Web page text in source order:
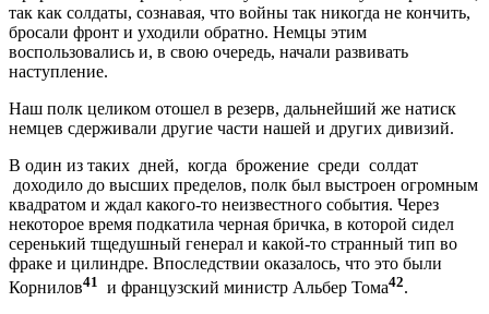
так как солдаты, сознавая, что войны так никогда не кончить,
бросали фронт и уходили обратно. Немцы этим
воспользовались и, в свою очередь, начали развивать
наступление.
Наш полк целиком отошел в резерв, дальнейший же натиск
немцев сдерживали другие части нашей и других дивизий.
В один из таких дней, когда брожение среди солдат
доходило до высших пределов, полк был выстроен огромным
квадратом и ждал какого-то неизвестного события. Через
некоторое время подкатила черная бричка, в которой сидел
серенький тщедушный генерал и какой-то странный тип во
фраке и цилиндре. Впоследствии оказалось, что это были
Корнилов41 и французский министр Альбер Тома42.